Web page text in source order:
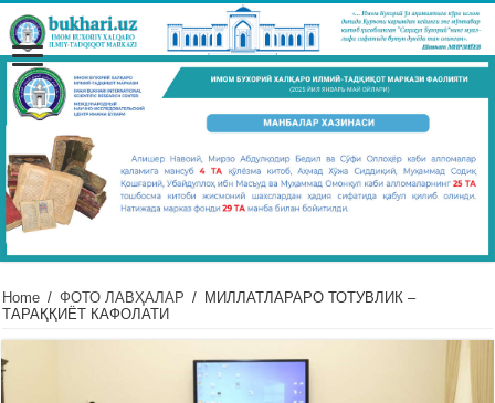
Home / ФОТО ЛАВҲАЛАР / МИЛЛАТЛАРАРО ТОТУВЛИК –
ТАРАҚҚИЁТ КАФОЛАТИ